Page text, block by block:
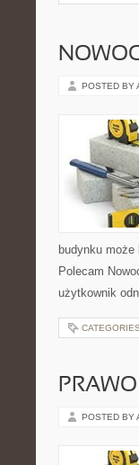
POSTED BY
budynku
Polecam
użytkownik
POSTED BY